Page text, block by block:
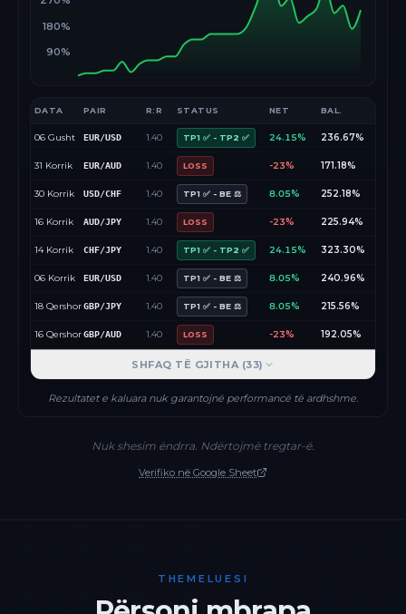
90%
180%
DATA PAIR R:R STATUS NET BAL.
06 Gusht EUR/USD 1.40 TP1 ✅ - TP2 ✅ 24.15% 236.67%
31 Korrik EUR/AUD 1.40 LOSS -23% 171.18%
30 Korrik USD/CHF 1.40 TP1 ✅ - BE ⚖️ 8.05% 252.18%
16 Korrik AUD/JPY 1.40 LOSS -23% 225.94%
14 Korrik CHF/JPY 1.40 TP1 ✅ - TP2 ✅ 24.15% 323.30%
06 Korrik EUR/USD 1.40 TP1 ✅ - BE ⚖️ 8.05% 240.96%
18 QershorGBP/JPY 1.40 TP1 ✅ - BE ⚖️ 8.05% 215.56%
16 QershorGBP/AUD 1.40 LOSS -23% 192.05%
SHFAQ TË GJITHA (33)
Rezultatet e kaluara nuk garantojnë performancë të ardhshme.
Nuk shesim ëndrra. Ndërtojmë tregtar-ë.
Verifiko në Google Sheet
THEMELUESI